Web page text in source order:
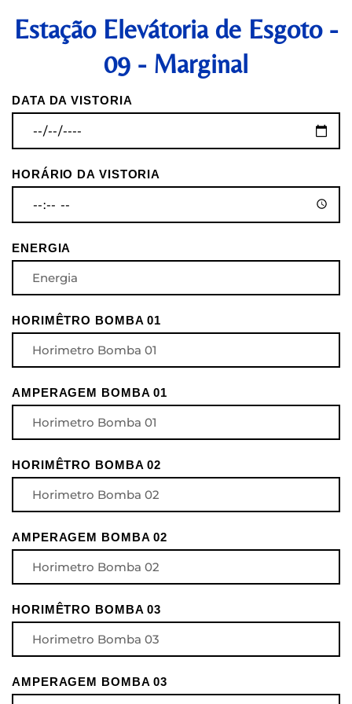
Estação Elevátoria de Esgoto -
09 - Marginal
DATA DA VISTORIA
HORÁRIO DA VISTORIA
ENERGIA
HORIMÊTRO BOMBA 01
AMPERAGEM BOMBA 01
HORIMÊTRO BOMBA 02
AMPERAGEM BOMBA 02
HORIMÊTRO BOMBA 03
AMPERAGEM BOMBA 03